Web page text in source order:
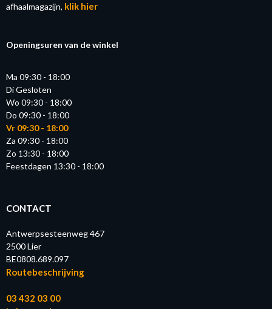
afhaalmagazijn, klik hier
Openingsuren van de winkel
Ma 09:30 - 18:00
Di Gesloten
Wo 09:30 - 18:00
Do 09:30 - 18:00
Vr 09:30 - 18:00
Za 09:30 - 18:00
Zo 13:30 - 18:00
Feestdagen 13:30 - 18:00
CONTACT
Antwerpsesteenweg 467
2500 Lier
BE0808.689.097
Routebeschrijving
03 432 03 00